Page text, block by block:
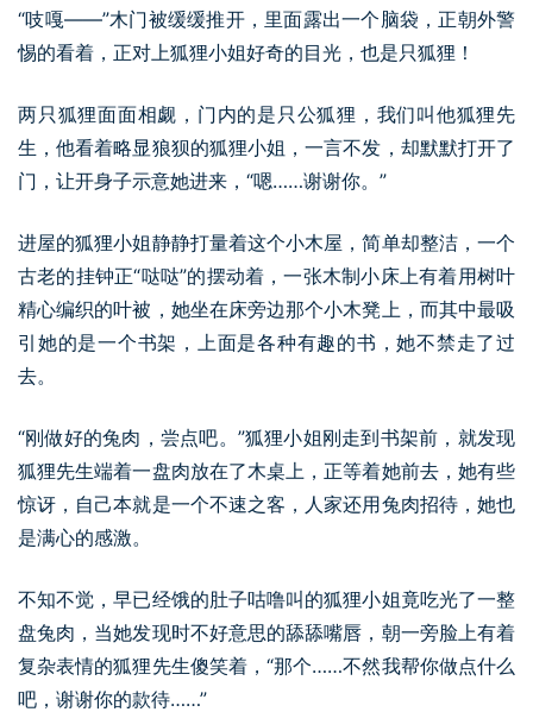
“吱嘎——”木门被缓缓推开，里面露出一个脑袋，正朝外警
惕的看着，正对上狐狸小姐好奇的目光，也是只狐狸！
两只狐狸面面相觑，门内的是只公狐狸，我们叫他狐狸先
生，他看着略显狼狈的狐狸小姐，一言不发，却默默打开了
门，让开身子示意她进来，“嗯……谢谢你。”
进屋的狐狸小姐静静打量着这个小木屋，简单却整洁，一个
古老的挂钟正“哒哒”的摆动着，一张木制小床上有着用树叶
精心编织的叶被，她坐在床旁边那个小木凳上，而其中最吸
引她的是一个书架，上面是各种有趣的书，她不禁走了过
去。
“刚做好的兔肉，尝点吧。”狐狸小姐刚走到书架前，就发现
狐狸先生端着一盘肉放在了木桌上，正等着她前去，她有些
惊讶，自己本就是一个不速之客，人家还用兔肉招待，她也
是满心的感激。
不知不觉，早已经饿的肚子咕噜叫的狐狸小姐竟吃光了一整
盘兔肉，当她发现时不好意思的舔舔嘴唇，朝一旁脸上有着
复杂表情的狐狸先生傻笑着，“那个……不然我帮你做点什么
吧，谢谢你的款待……”